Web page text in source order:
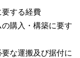
する経費
購入・構築に要す
な運搬及び据付に